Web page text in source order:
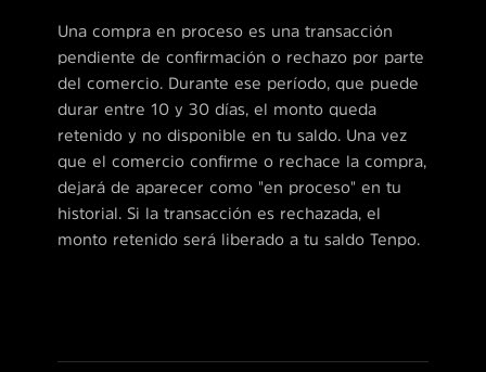
Una compra en proceso es una transacción
pendiente de confirmación o rechazo por parte
del comercio. Durante ese período, que puede
durar entre 10 y 30 días, el monto queda
retenido y no disponible en tu saldo. Una vez
que el comercio confirme o rechace la compra,
dejará de aparecer como "en proceso" en tu
historial. Si la transacción es rechazada, el
monto retenido será liberado a tu saldo Tenpo.